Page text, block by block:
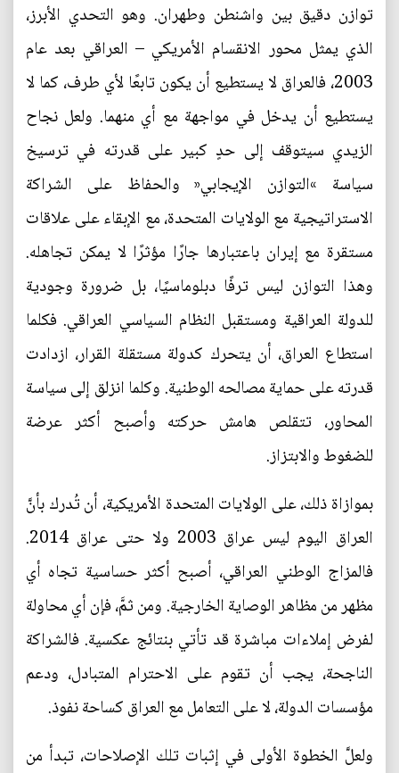
توازن دقيق بين واشنطن وطهران. وهو التحدي الأبرز،
الذي يمثل محور الانقسام الأمريكي – العراقي بعد عام
2003، فالعراق لا يستطيع أن يكون تابعًا لأي طرف، كما لا
يستطيع أن يدخل في مواجهة مع أي منهما. ولعل نجاح
الزيدي سيتوقف إلى حدٍ كبير على قدرته في ترسيخ
سياسة »التوازن الإيجابي« والحفاظ على الشراكة
الاستراتيجية مع الولايات المتحدة، مع الإبقاء على علاقات
مستقرة مع إيران باعتبارها جارًا مؤثرًا لا يمكن تجاهله.
وهذا التوازن ليس ترفًا دبلوماسيًا، بل ضرورة وجودية
للدولة العراقية ومستقبل النظام السياسي العراقي. فكلما
استطاع العراق، أن يتحرك كدولة مستقلة القرار، ازدادت
قدرته على حماية مصالحه الوطنية. وكلما انزلق إلى سياسة
المحاور، تتقلص هامش حركته وأصبح أكثر عرضة
للضغوط والابتزاز.
بموازاة ذلك، على الولايات المتحدة الأمريكية، أن تُدرك بأنَّ
العراق اليوم ليس عراق 2003 ولا حتى عراق 2014.
فالمزاج الوطني العراقي، أصبح أكثر حساسية تجاه أي
مظهر من مظاهر الوصاية الخارجية. ومن ثمَّ، فإن أي محاولة
لفرض إملاءات مباشرة قد تأتي بنتائج عكسية. فالشراكة
الناجحة، يجب أن تقوم على الاحترام المتبادل، ودعم
مؤسسات الدولة، لا على التعامل مع العراق كساحة نفوذ.
ولعلَّ الخطوة الأولى في إثبات تلك الإصلاحات، تبدأ من